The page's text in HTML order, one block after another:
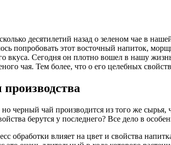
десятилетий назад о зеленом чае в
попробовать этот восточный напиток,
вкуса. Сегодня он плотно вошел в нашу
чая. Тем более, что о его целебных
черный чай производится из того же сырья,
берутся у последнего? Все дело в
обработки влияет на цвет и свойства